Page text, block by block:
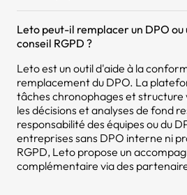
Leto peut-il remplacer un DPO ou
conseil RGPD ?
Leto est un outil d'aide à la
remplacement du DPO. La
tâches chronophages et structure
les décisions et analyses de fond
responsabilité des équipes ou du
entreprises sans DPO interne ni
RGPD, Leto propose un
complémentaire via des